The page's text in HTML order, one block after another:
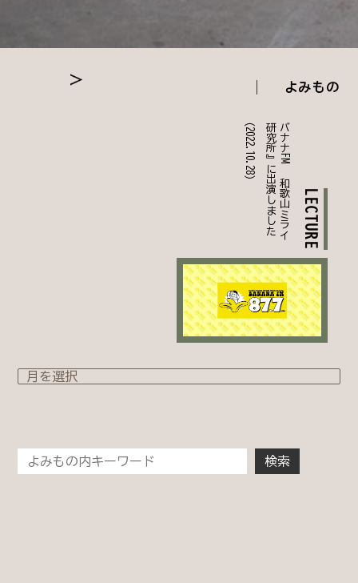
よみもの
LECTURE
バ
ナ
ナ
F
M
『
和
歌
山
ミ
ラ
イ
研
究
所
』
に
出
演
し
ま
し
た
。
(2022.10.28)